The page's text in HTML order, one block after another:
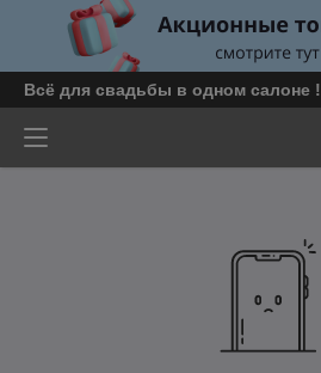
Всё для свадьбы в одном салоне !